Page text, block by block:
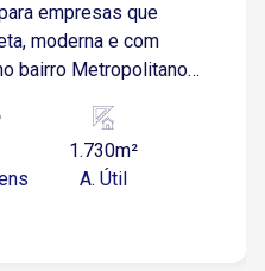
empresas que
moderna e com
bairro Metropolitano,
às principais vias da
logísticas,
e centros
1.730m²
A. Útil